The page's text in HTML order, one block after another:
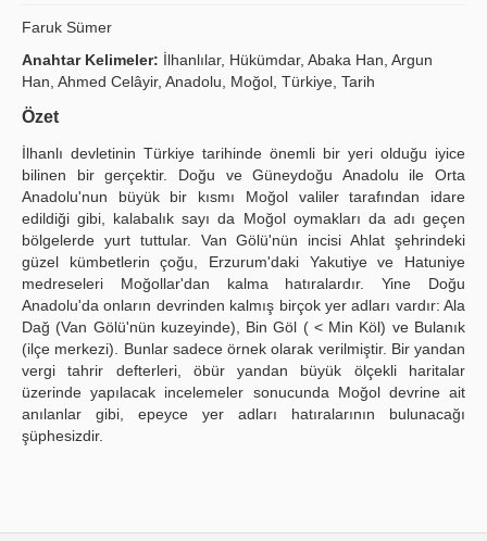
Yayın Politikaları
Kılavuzlar
İletişim
Faruk Sümer
Anahtar Kelimeler: İlhanlılar, Hükümdar, Abaka Han, Argun
Han, Ahmed Celâyir, Anadolu, Moğol, Türkiye, Tarih
Özet
İlhanlı devletinin Türkiye tarihinde önemli bir yeri olduğu iyice
bilinen bir gerçektir. Doğu ve Güneydoğu Anadolu ile Orta
Anadolu'nun büyük bir kısmı Moğol valiler tarafından idare
edildiği gibi, kalabalık sayı da Moğol oymakları da adı geçen
bölgelerde yurt tuttular. Van Gölü'nün incisi Ahlat şehrindeki
güzel kümbetlerin çoğu, Erzurum'daki Yakutiye ve Hatuniye
medreseleri Moğollar'dan kalma hatıralardır. Yine Doğu
Anadolu'da onların devrinden kalmış birçok yer adları vardır: Ala
Dağ (Van Gölü'nün kuzeyinde), Bin Göl ( < Min Köl) ve Bulanık
(ilçe merkezi). Bunlar sadece örnek olarak verilmiştir. Bir yandan
vergi tahrir defterleri, öbür yandan büyük ölçekli haritalar
üzerinde yapılacak incelemeler sonucunda Moğol devrine ait
anılanlar gibi, epeyce yer adları hatıralarının bulunacağı
şüphesizdir.